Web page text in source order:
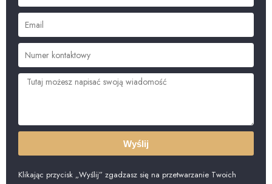
Wyślij
Klikając przycisk „Wyślij” zgadzasz się na przetwarzanie Twoich